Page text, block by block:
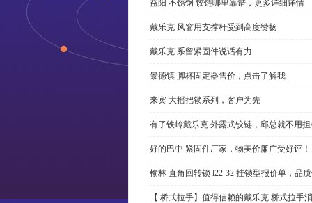
益阳 不锈钢 铰链哪里靠谱，更多详细详情
戴乐克 风窗用支撑杆受到高度赞扬
戴乐克 系留紧固件说话有力
景德镇 脚杯固定器售价，点击了解我
来宾 大摇把锁系列，客户为先
有了铁岭戴乐克 外露式铰链，邱总就不用
好的巴中 紧固件厂家，物美价廉广受好评！
榆林 直角回转锁 l22-32 挂锁型报价单，品
【 桥式拉手】值得信赖的戴乐克 桥式拉手